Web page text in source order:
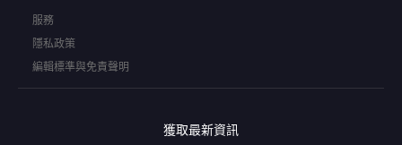
服務
隱私政策
編輯標準與免責聲明
獲取最新資訊